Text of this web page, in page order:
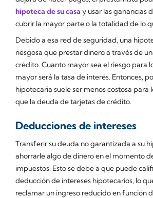
hipoteca de su casa y usar las ganancias
cubrir la mayor parte o la totalidad de lo
Debido a esa red de seguridad, una
riesgosa que prestar dinero a través de
crédito. Cuanto mayor sea el riesgo para
mayor será la tasa de interés. Entonces,
hipotecaria suele ser menos costosa para
que la deuda de tarjetas de crédito.
Deducciones de intereses
Transferir su deuda no garantizada a su
ahorrarle algo de dinero en el momento
impuestos. Esto se debe a que puede
deducción de intereses hipotecarios, lo
reclamar un ingreso reducido en función